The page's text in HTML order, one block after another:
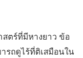
สตร์ที่มีหางยาว ข้อ
รถดูไร้ที่ติเสมือนใน